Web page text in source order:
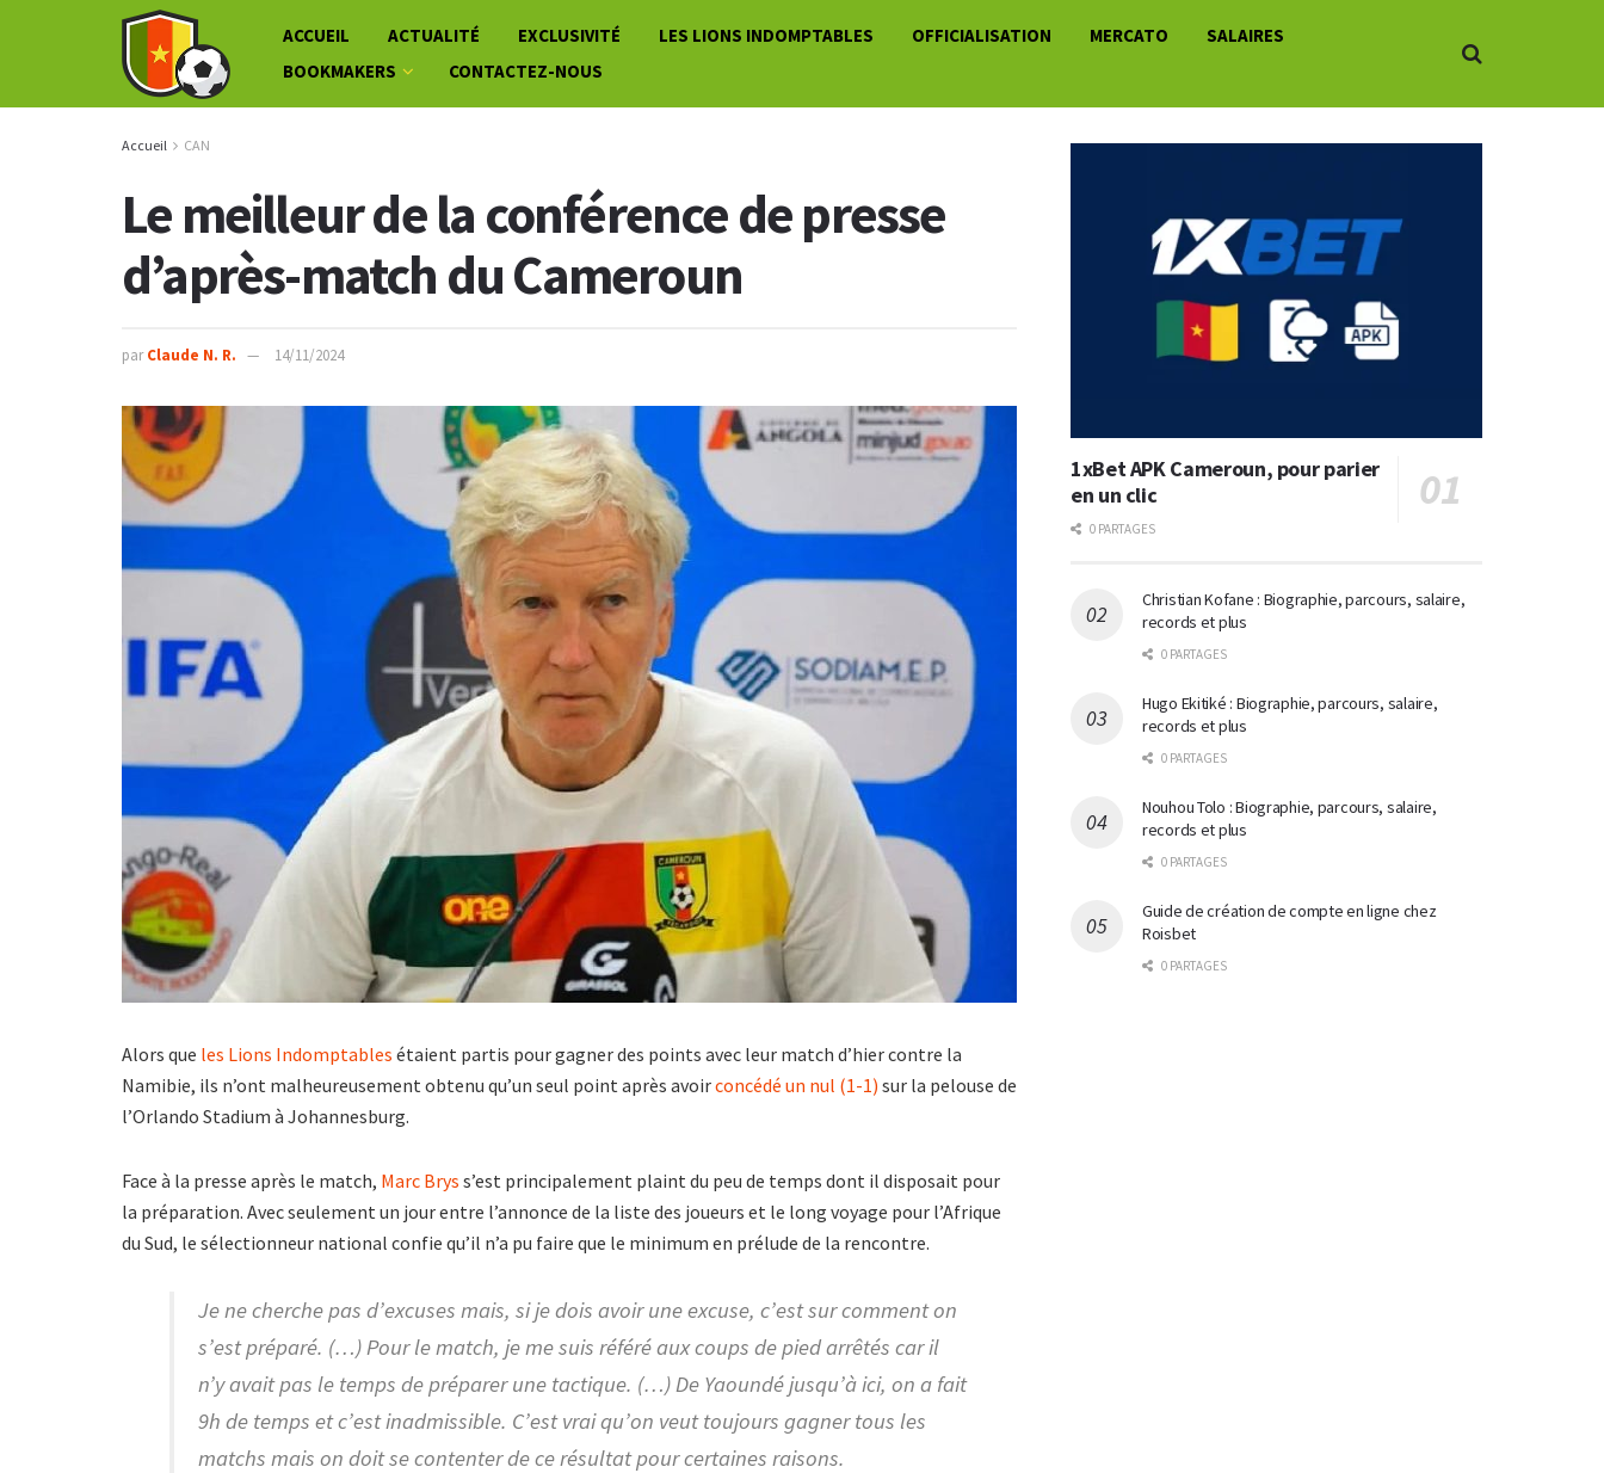
ACCUEIL ACTUALITÉ EXCLUSIVITÉ LES LIONS INDOMPTABLES OFFICIALISATION MERCATO
SALAIRES
BOOKMAKERS
CONTACTEZ-NOUS
Accueil CAN
Le meilleur de la conférence de presse
d’après-match du Cameroun
par Claude N. R. 14/11/2024
Alors que les Lions Indomptables étaient partis pour gagner des points avec leur match d’hier contre la
Namibie, ils n’ont malheureusement obtenu qu’un seul point après avoirconcédé un nul (1-1) sur la pelouse de
l’Orlando Stadium à Johannesburg.
Face à la presse après le match, Marc Brys s’est principalement plaint du peu de temps dont il disposait pour
la préparation. Avec seulement un jour entre l’annonce de la liste des joueurs et le long voyage pour l’Afrique
du Sud, le sélectionneur national confie qu’il n’a pu faire que le minimum en prélude de la rencontre.
Je ne cherche pas d’excuses mais, si je dois avoir une excuse, c’est sur comment on
s’est préparé. (…) Pour le match, je me suis référé aux coups de pied arrêtés car il
n’y avait pas le temps de préparer une tactique. (…) De Yaoundé jusqu’à ici, on a fait
9h de temps et c’est inadmissible. C’est vrai qu’on veut toujours gagner tous les
matchs mais on doit se contenter de ce résultat pour certaines raisons.
1xBet APK Cameroun, pour parier
en un clic
0 PARTAGES
Christian Kofane : Biographie, parcours, salaire,
records et plus
0 PARTAGES
Hugo Ekitiké : Biographie, parcours, salaire,
records et plus
0 PARTAGES
Nouhou Tolo : Biographie, parcours, salaire,
records et plus
0 PARTAGES
Guide de création de compte en ligne chez
Roisbet
0 PARTAGES